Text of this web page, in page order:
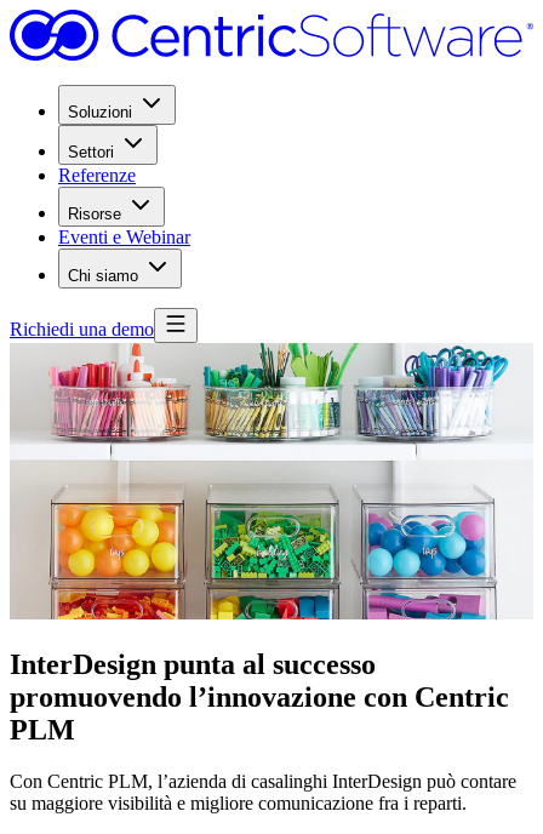
Soluzioni
Settori
Referenze
Risorse
Eventi e Webinar
Chi siamo
Richiedi una demo
InterDesign punta al successo
promuovendo l’innovazione con Centric
PLM
Con Centric PLM, l’azienda di casalinghi InterDesign può contare
su maggiore visibilità e migliore comunicazione fra i reparti.